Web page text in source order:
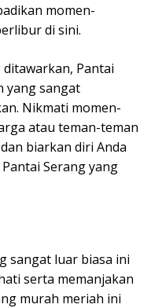
momen-
di sini.
Pantai
yang sangat
Nikmati momen-
atau teman-teman
biarkan diri Anda
Serang yang
sangat luar biasa ini
serta memanjakan
murah meriah ini